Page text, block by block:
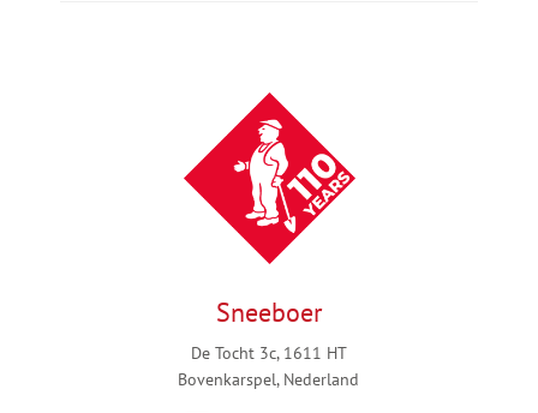
Sneeboer
De Tocht 3c, 1611 HT
Bovenkarspel, Nederland